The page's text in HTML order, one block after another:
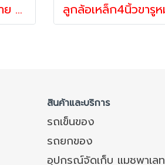
ลูกล้อเหล็ก4นิ้วแป้นตาย แกนเหล็ก คุณภาพสูง รับน้ำหนัก 120-180 กก. รุ่น 420SR-C100ตรา Hammer
สินค้าและบริการ
รถเข็นของ
รถยกของ
อุปกรณ์จัดเก็บ แมชพาเลท